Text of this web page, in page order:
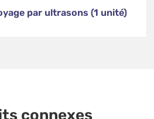
par ultrasons (1 unité)
connexes